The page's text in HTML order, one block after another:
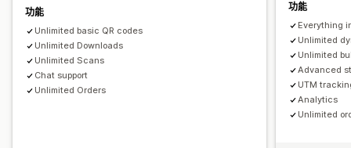
功能
Unlimited basic QR codes
Unlimited Downloads
Unlimited Scans
Chat support
Unlimited Orders
功能
Everything
Unlimited
Unlimited
Advanced
UTM
Analytics
Unlimited